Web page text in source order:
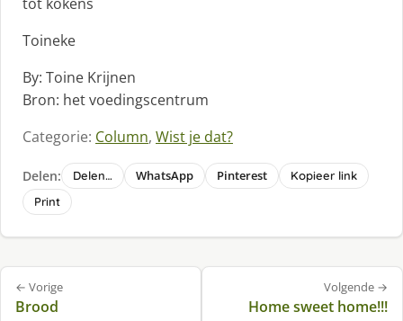
Toineke
By: Toine Krijnen
Bron: het voedingscentrum
Categorie: Column, Wist je dat?
Delen: Delen… WhatsApp Pinterest
Kopieer link
Print
Bericht
navigatie
← Vorige
Brood
Volgende →
Home sweet home!!!